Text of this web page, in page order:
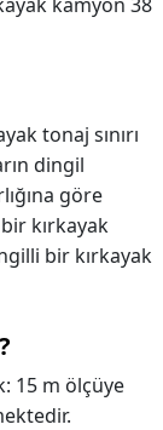
tonaj sınırı
dingil
göre
kırkayak
bir kırkayak
15 m ölçüye